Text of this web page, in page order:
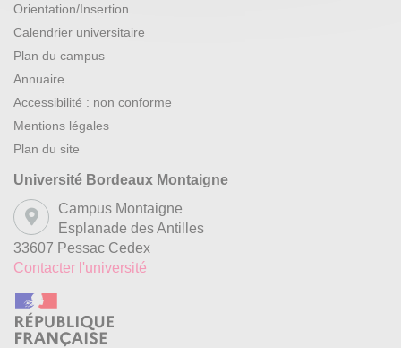
Orientation/Insertion
Calendrier universitaire
Plan du campus
Annuaire
Accessibilité : non conforme
Mentions légales
Plan du site
Université Bordeaux Montaigne
Campus Montaigne
Esplanade des Antilles
33607 Pessac Cedex
Contacter l'université